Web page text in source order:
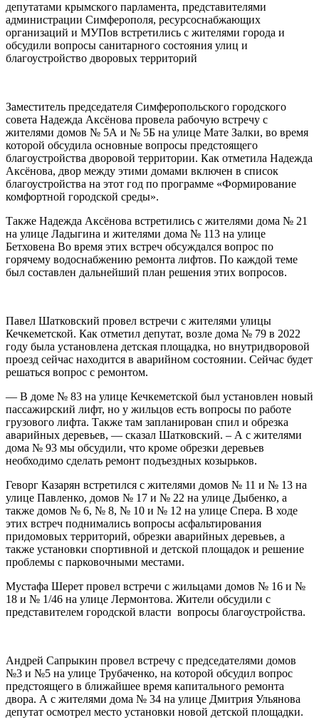
депутатами крымского парламента, представителями
администрации Симферополя, ресурсоснабжающих
организаций и МУПов встретились с жителями города и
обсудили вопросы санитарного состояния улиц и
благоустройство дворовых территорий
Заместитель председателя Симферопольского городского
совета Надежда Аксёнова провела рабочую встречу с
жителями домов № 5А и № 5Б на улице Мате Залки, во время
которой обсудила основные вопросы предстоящего
благоустройства дворовой территории. Как отметила Надежда
Аксёнова, двор между этими домами включен в список
благоустройства на этот год по программе «Формирование
комфортной городской среды».
Также Надежда Аксёнова встретились с жителями дома № 21
на улице Ладыгина и жителями дома № 113 на улице
Бетховена Во время этих встреч обсуждался вопрос по
горячему водоснабжению ремонта лифтов. По каждой теме
был составлен дальнейший план решения этих вопросов.
Павел Шатковский провел встречи с жителями улицы
Кечкеметской. Как отметил депутат, возле дома № 79 в 2022
году была установлена детская площадка, но внутридворовой
проезд сейчас находится в аварийном состоянии. Сейчас будет
решаться вопрос с ремонтом.
— В доме № 83 на улице Кечкеметской был установлен новый
пассажирский лифт, но у жильцов есть вопросы по работе
грузового лифта. Также там запланирован спил и обрезка
аварийных деревьев, — сказал Шатковский. – А с жителями
дома № 93 мы обсудили, что кроме обрезки деревьев
необходимо сделать ремонт подъездных козырьков.
Геворг Казарян встретился с жителями домов № 11 и № 13 на
улице Павленко, домов № 17 и № 22 на улице Дыбенко, а
также домов № 6, № 8, № 10 и № 12 на улице Спера. В ходе
этих встреч поднимались вопросы асфальтирования
придомовых территорий, обрезки аварийных деревьев, а
также установки спортивной и детской площадок и решение
проблемы с парковочными местами.
Мустафа Шерет провел встречи с жильцами домов № 16 и №
18 и № 1/46 на улице Лермонтова. Жители обсудили с
представителем городской власти вопросы благоустройства.
Андрей Сапрыкин провел встречу с председателями домов
№3 и №5 на улице Трубаченко, на которой обсудил вопрос
предстоящего в ближайшее время капитального ремонта
двора. А с жителями дома № 34 на улице Дмитрия Ульянова
депутат осмотрел место установки новой детской площадки.